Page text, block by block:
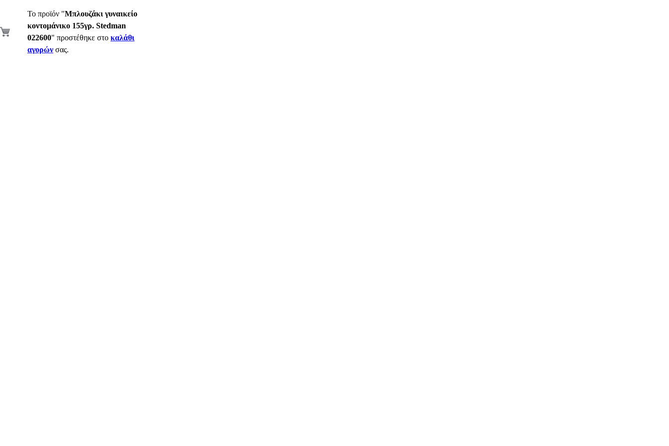
Το προϊόν "Μπλουζάκι γυναικείο
κοντομάνικο 155γρ. Stedman
022600" προστέθηκε στο καλάθι
αγορών σας.